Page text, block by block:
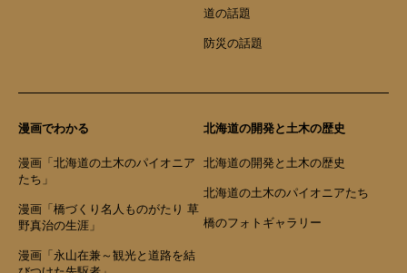
道の話題
防災の話題
漫画でわかる
漫画「北海道の土木のパイオニア
たち」
漫画「橋づくり名人ものがたり 草
野真治の生涯」
漫画「永山在兼～観光と道路を結
北海道の開発と土木の歴史
北海道の開発と土木の歴史
北海道の土木のパイオニアたち
橋のフォトギャラリー